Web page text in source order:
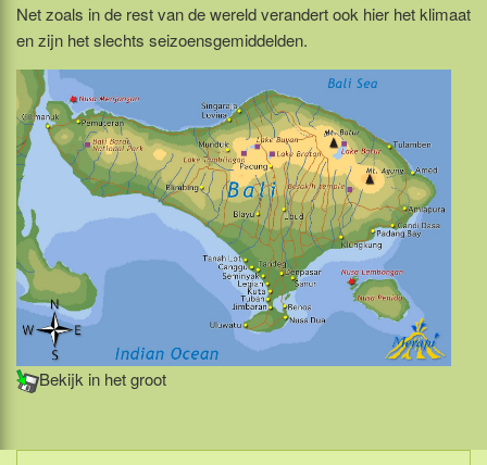
Net zoals in de rest van de wereld verandert ook hier het klimaat
en zijn het slechts seizoensgemiddelden.
Bekijk in het groot